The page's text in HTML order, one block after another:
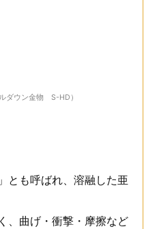
ルダウン金物 S-HD）
とも呼ばれ、溶融した亜
、曲げ・衝撃・摩擦など